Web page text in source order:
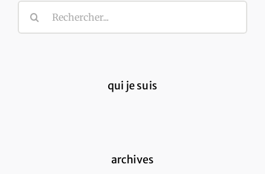
Rechercher:
qui je suis
archives